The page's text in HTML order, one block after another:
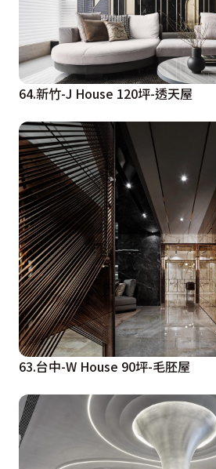
64.新竹-J House 120坪-透天屋
63.台中-W House 90坪-毛胚屋